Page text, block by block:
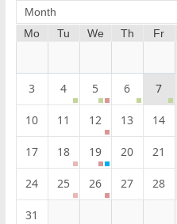
Month
Mo
Tu We Th Fr
3 4 5 6 7
10 11 12 13 14
17 18 19 20 21
24 25 26 27 28
31